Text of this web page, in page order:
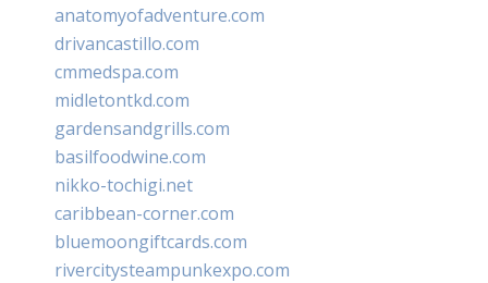
anatomyofadventure.com
drivancastillo.com
cmmedspa.com
midletontkd.com
gardensandgrills.com
basilfoodwine.com
nikko-tochigi.net
caribbean-corner.com
bluemoongiftcards.com
rivercitysteampunkexpo.com